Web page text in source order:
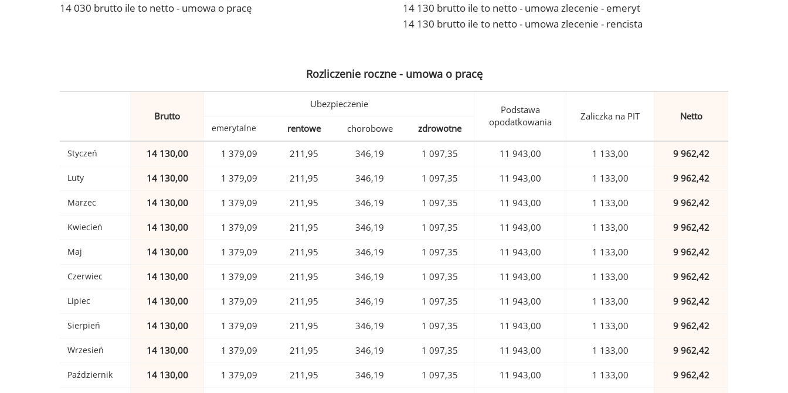
14 030 brutto ile to netto - umowa o pracę
14 130 brutto ile to netto - umowa zlecenie - emeryt
14 130 brutto ile to netto - umowa zlecenie - rencista
Rozliczenie roczne - umowa o pracę
Brutto
Ubezpieczenie
Podstawa
opodatkowania
Zaliczka na PIT Netto
emerytalne rentowe chorobowe zdrowotne
Styczeń 14 130,00 1 379,09 211,95 346,19 1 097,35 11 943,00 1 133,00 9 962,42
Luty 14 130,00 1 379,09 211,95 346,19 1 097,35 11 943,00 1 133,00 9 962,42
Marzec 14 130,00 1 379,09 211,95 346,19 1 097,35 11 943,00 1 133,00 9 962,42
Kwiecień 14 130,00 1 379,09 211,95 346,19 1 097,35 11 943,00 1 133,00 9 962,42
Maj 14 130,00 1 379,09 211,95 346,19 1 097,35 11 943,00 1 133,00 9 962,42
Czerwiec 14 130,00 1 379,09 211,95 346,19 1 097,35 11 943,00 1 133,00 9 962,42
Lipiec 14 130,00 1 379,09 211,95 346,19 1 097,35 11 943,00 1 133,00 9 962,42
Sierpień 14 130,00 1 379,09 211,95 346,19 1 097,35 11 943,00 1 133,00 9 962,42
Wrzesień 14 130,00 1 379,09 211,95 346,19 1 097,35 11 943,00 1 133,00 9 962,42
Październik 14 130,00 1 379,09 211,95 346,19 1 097,35 11 943,00 1 133,00 9 962,42